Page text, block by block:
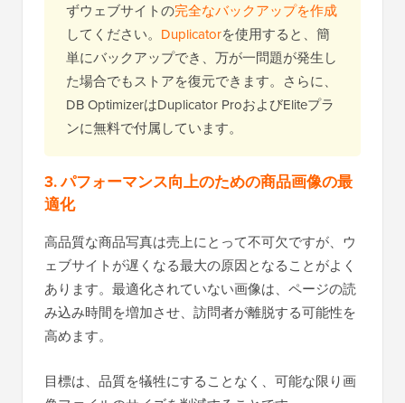
ずウェブサイトの完全なバックアップを作成
してください。 Duplicatorを使用すると、簡
単にバックアップでき、万が一問題が発生し
た場合でもストアを復元できます。さらに、
DB OptimizerはDuplicator ProおよびEliteプラ
ンに無料で付属しています。
3. パフォーマンス向上のための商品画像の最
適化
高品質な商品写真は売上にとって不可欠ですが、ウ
ェブサイトが遅くなる最大の原因となることがよく
あります。最適化されていない画像は、ページの読
み込み時間を増加させ、訪問者が離脱する可能性を
高めます。
目標は、品質を犠牲にすることなく、可能な限り画